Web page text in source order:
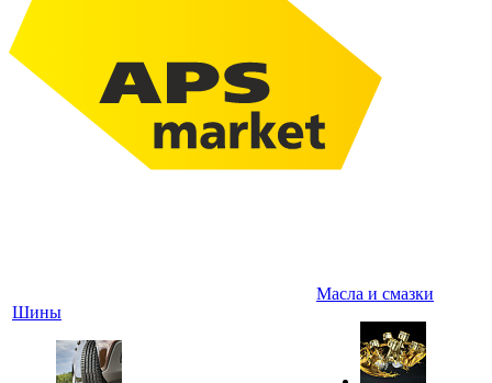
Шины
Масла и смазки